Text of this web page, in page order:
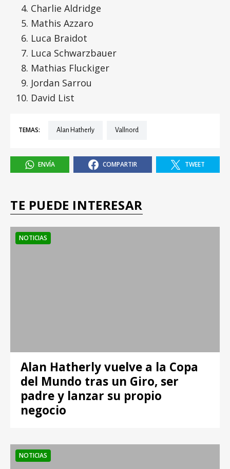
Charlie Aldridge
Mathis Azzaro
Luca Braidot
Luca Schwarzbauer
Mathias Fluckiger
Jordan Sarrou
David List
TEMAS: Alan Hatherly Vallnord
ENVÍA COMPARTIR TWEET
TE PUEDE INTERESAR
NOTICIAS
Alan Hatherly vuelve a la Copa
del Mundo tras un Giro, ser
padre y lanzar su propio
negocio
NOTICIAS